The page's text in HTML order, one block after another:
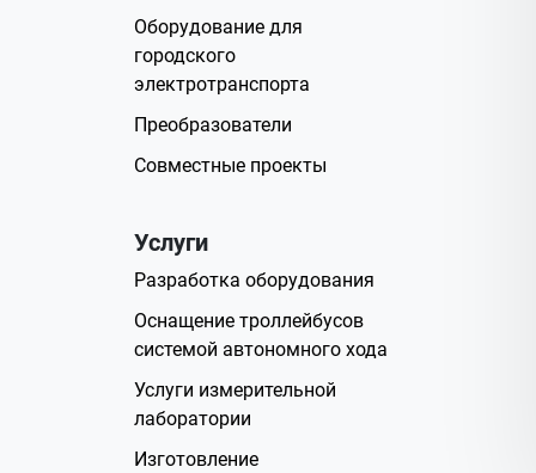
Оборудование для
городского
электротранспорта
Преобразователи
Совместные проекты
Услуги
Разработка оборудования
Оснащение троллейбусов
системой автономного хода
Услуги измерительной
лаборатории
Изготовление